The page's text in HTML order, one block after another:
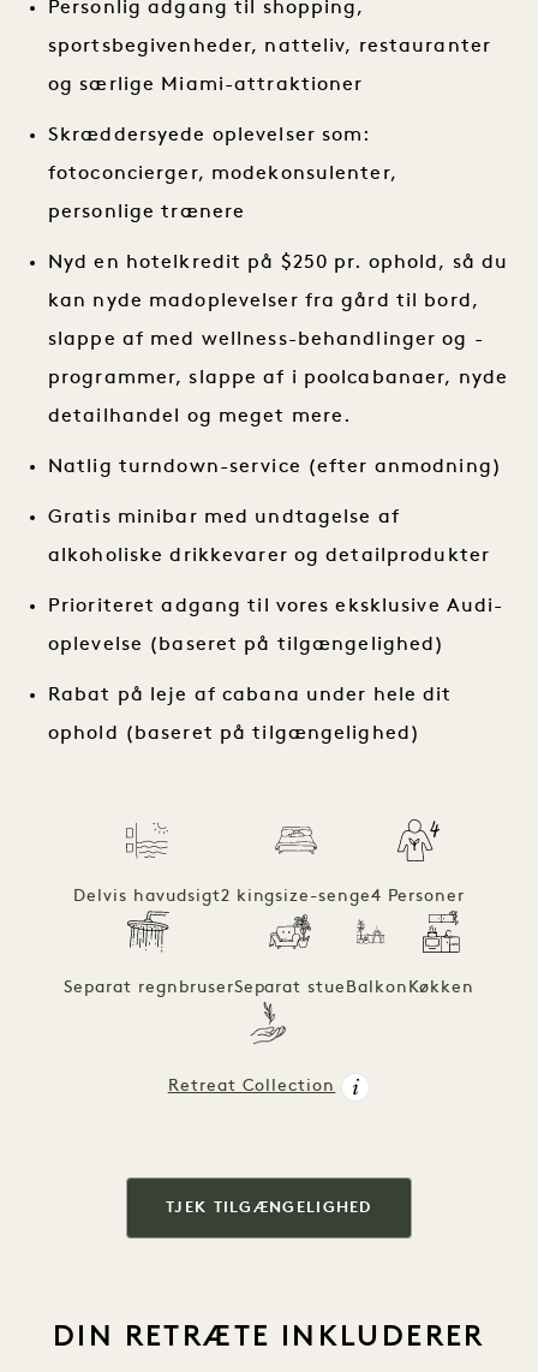
Personlig adgang til shopping,
sportsbegivenheder, natteliv, restauranter
og særlige Miami-attraktioner
Skræddersyede oplevelser som:
fotoconcierger, modekonsulenter,
personlige trænere
Nyd en hotelkredit på $250 pr. ophold, så du
kan nyde madoplevelser fra gård til bord,
slappe af med wellness-behandlinger og -
programmer, slappe af i poolcabanaer, nyde
detailhandel og meget mere.
Natlig turndown-service (efter anmodning)
Gratis minibar med undtagelse af
alkoholiske drikkevarer og detailprodukter
Prioriteret adgang til vores eksklusive Audi-
oplevelse (baseret på tilgængelighed)
Rabat på leje af cabana under hele dit
ophold (baseret på tilgængelighed)
Delvis havudsigt2 kingsize-senge4 Personer
Separat regnbruserSeparat stue Balkon Køkken
Retreat Collection
TJEK TILGÆNGELIGHED
DIN RETRÆTE INKLUDERER